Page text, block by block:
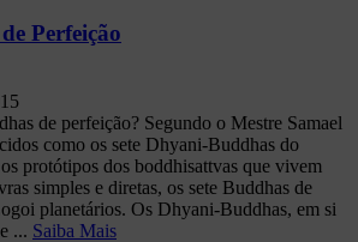
Perfeição
de perfeição? Segundo o Mestre Samael
como os sete Dhyani-Buddhas do
protótipos dos boddhisattvas que vivem
simples e diretas, os sete Buddhas de
planetários. Os Dhyani-Buddhas, em si
... Saiba Mais